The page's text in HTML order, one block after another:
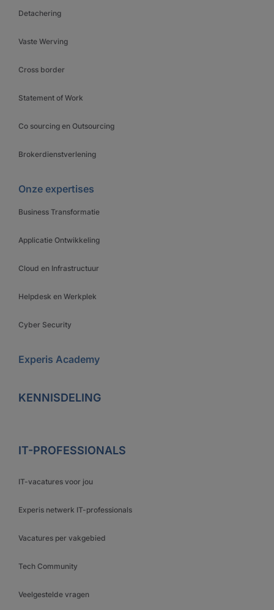
Detachering
Vaste Werving
Cross border
Statement of Work
Co sourcing en Outsourcing
Brokerdienstverlening
Onze expertises
Business Transformatie
Applicatie Ontwikkeling
Cloud en Infrastructuur
Helpdesk en Werkplek
Cyber Security
Experis Academy
KENNISDELING
IT-PROFESSIONALS
IT-vacatures voor jou
Experis netwerk IT-professionals
Vacatures per vakgebied
Tech Community
Veelgestelde vragen